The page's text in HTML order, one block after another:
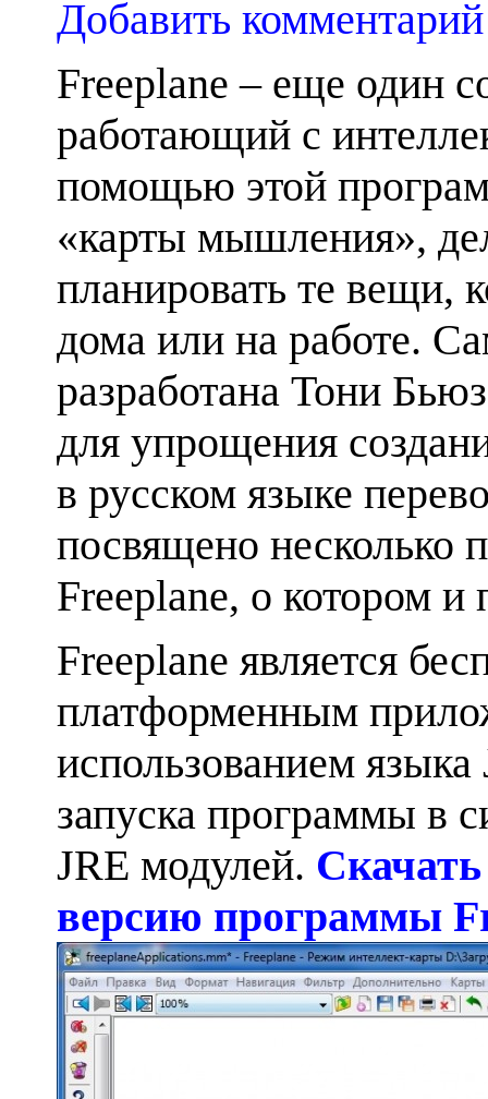
Добавить комментарий
Freeplane – еще один
работающий с
помощью этой
«карты мышления»,
планировать те вещи,
дома или на работе.
разработана Тони
для упрощения
в русском языке
посвящено несколько
Freeplane, о котором и
Freeplane является
платформенным
использованием языка
запуска программы в
JRE модулей.
версию программы